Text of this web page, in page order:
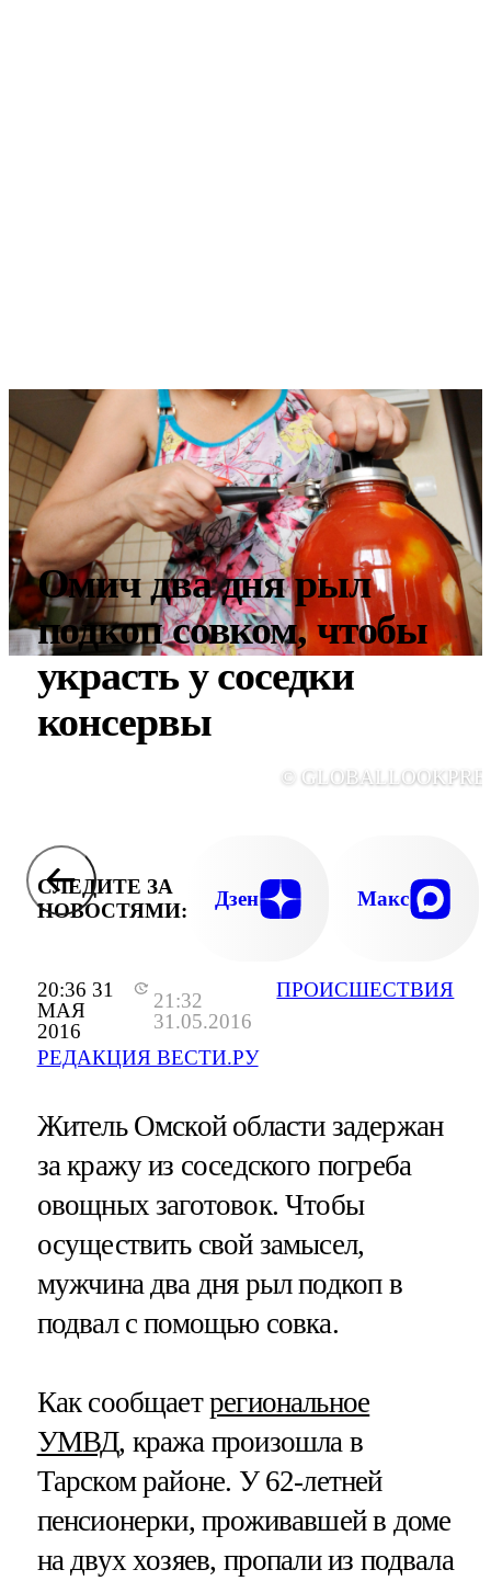
20:36 31
МАЯ
2016
21:32
31.05.2016
РЕДАКЦИЯ ВЕСТИ.РУ
ПРОИСШЕСТВИЯ
Омич два дня рыл
подкоп совком, чтобы
украсть у соседки
консервы
©
СЛЕДИТЕ ЗА
НОВОСТЯМИ:
Дзен Макс
Житель Омской области задержан
за кражу из соседского погреба
овощных заготовок. Чтобы
осуществить свой замысел,
мужчина два дня рыл подкоп в
подвал с помощью совка.
Как сообщаетрегиональное
УМВД, кража произошла в
Тарском районе. У 62-летней
пенсионерки, проживавшей в доме
на двух хозяев, пропали из подвала